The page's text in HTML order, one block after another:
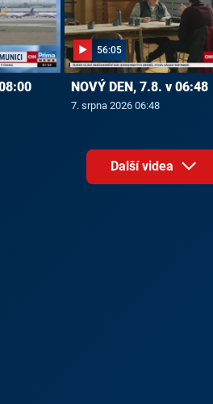
56:05
NOVÝ DEN, 7.8. v 06:48
7. srpna 2026 06:48
Další videa